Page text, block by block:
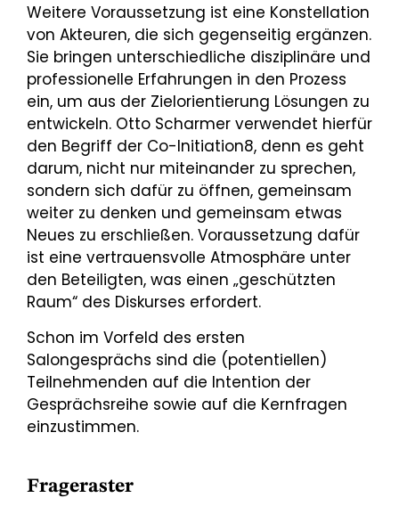
Weitere Voraussetzung ist eine Konstellation
von Akteuren, die sich gegenseitig ergänzen.
Sie bringen unterschiedliche disziplinäre und
professionelle Erfahrungen in den Prozess
ein, um aus der Zielorientierung Lösungen zu
entwickeln. Otto Scharmer verwendet hierfür
den Begriff der Co-Initiation8, denn es geht
darum, nicht nur miteinander zu sprechen,
sondern sich dafür zu öffnen, gemeinsam
weiter zu denken und gemeinsam etwas
Neues zu erschließen. Voraussetzung dafür
ist eine vertrauensvolle Atmosphäre unter
den Beteiligten, was einen „geschützten
Raum“ des Diskurses erfordert.
Schon im Vorfeld des ersten
Salongesprächs sind die (potentiellen)
Teilnehmenden auf die Intention der
Gesprächsreihe sowie auf die Kernfragen
einzustimmen.
Frageraster